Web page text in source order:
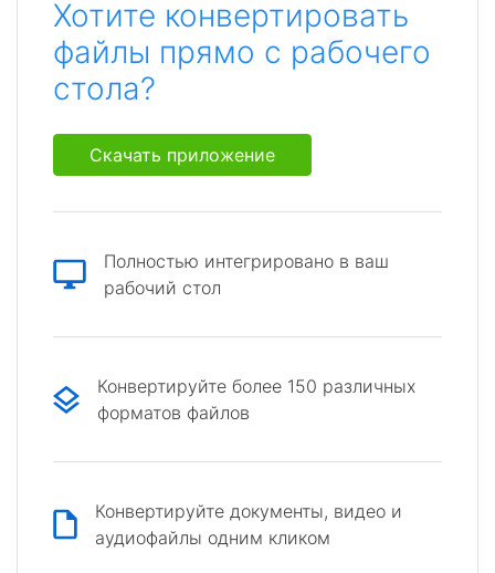
Хотите конвертировать
файлы прямо с рабочего
стола?
Скачать приложение
Полностью интегрировано в ваш
рабочий стол
Конвертируйте более 150 различных
форматов файлов
Конвертируйте документы, видео и
аудиофайлы одним кликом